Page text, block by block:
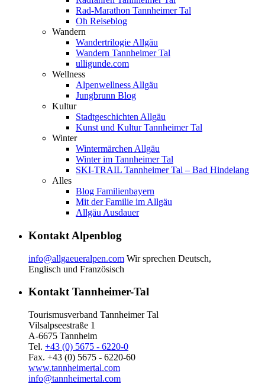
Rad-Marathon Tannheimer Tal
Oh Reiseblog
Wandern
Wandertrilogie Allgäu
Wandern Tannheimer Tal
ulligunde.com
Wellness
Alpenwellness Allgäu
Jungbrunn Blog
Kultur
Stadtgeschichten Allgäu
Kunst und Kultur Tannheimer Tal
Winter
Wintermärchen Allgäu
Winter im Tannheimer Tal
SKI-TRAIL Tannheimer Tal – Bad Hindelang
Alles
Blog Familienbayern
Mit der Familie im Allgäu
Allgäu Ausdauer
Kontakt Alpenblog
info@allgaeueralpen.com Wir sprechen Deutsch,
Englisch und Französisch
Kontakt Tannheimer-Tal
Tourismusverband Tannheimer Tal
Vilsalpseestraße 1
A-6675 Tannheim
Tel. +43 (0) 5675 - 6220-0
Fax. +43 (0) 5675 - 6220-60
www.tannheimertal.com
info@tannheimertal.com